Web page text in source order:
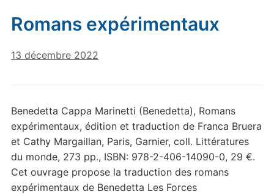
Romans expérimentaux
13 décembre 2022
Benedetta Cappa Marinetti (Benedetta), Romans
expérimentaux, édition et traduction de Franca Bruera
et Cathy Margaillan, Paris, Garnier, coll. Littératures
du monde, 273 pp., ISBN: 978-2-406-14090-0, 29 €.
Cet ouvrage propose la traduction des romans
expérimentaux de Benedetta Les Forces